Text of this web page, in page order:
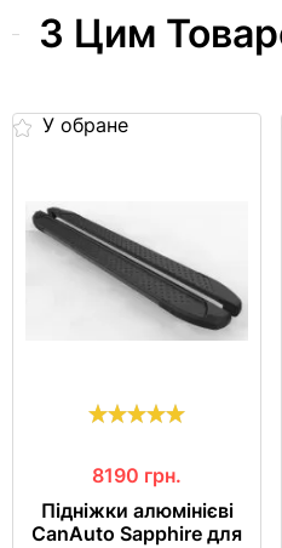
З Цим
У обране
8190 грн.
Підніжки алюмінієві
CanAuto Sapphire для